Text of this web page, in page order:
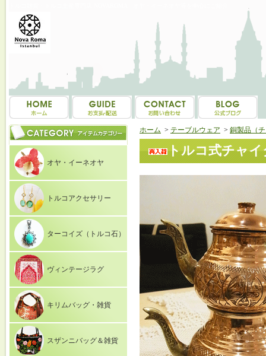
オヤ・イーネオヤ
トルコアクセサリー
ターコイズ（トルコ石）
ヴィンテージラグ
キリムバッグ・雑貨
スザンニバッグ＆雑貨
ホーム > テーブルウェア > 銅製品（
トルコ式チャ